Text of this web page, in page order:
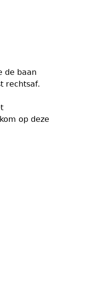
de baan
rechtsaf.
op deze